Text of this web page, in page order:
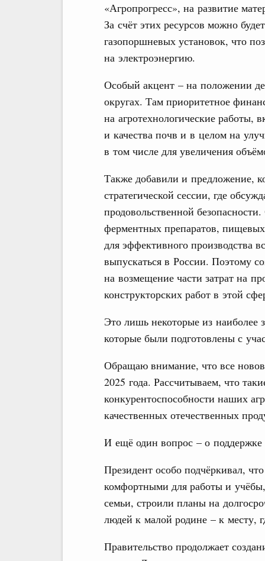
«Агропрогресс», на развитие
За счёт этих ресурсов можно
газопоршневых установок, что
на электроэнергию.
Особый акцент – на положении
округах. Там приоритетное
на агротехнологические
и качества почв и в целом на
в том числе для увеличения
Также добавили и предложение,
стратегической сессии, где
продовольственной
ферментных препаратов,
для эффективного производства
выпускаться в России. Поэтому
на возмещение части затрат на
конструкторских работ в этой
Это лишь некоторые из наиболее
которые были подготовлены с
Обращаю внимание, что все
2025 года. Рассчитываем, что
конкурентоспособности наших
качественных отечественных
И ещё один вопрос – о поддержке
Президент особо подчёркивал,
комфортными для работы и
семьи, строили планы на
людей к малой родине – к месту,
Правительство продолжает